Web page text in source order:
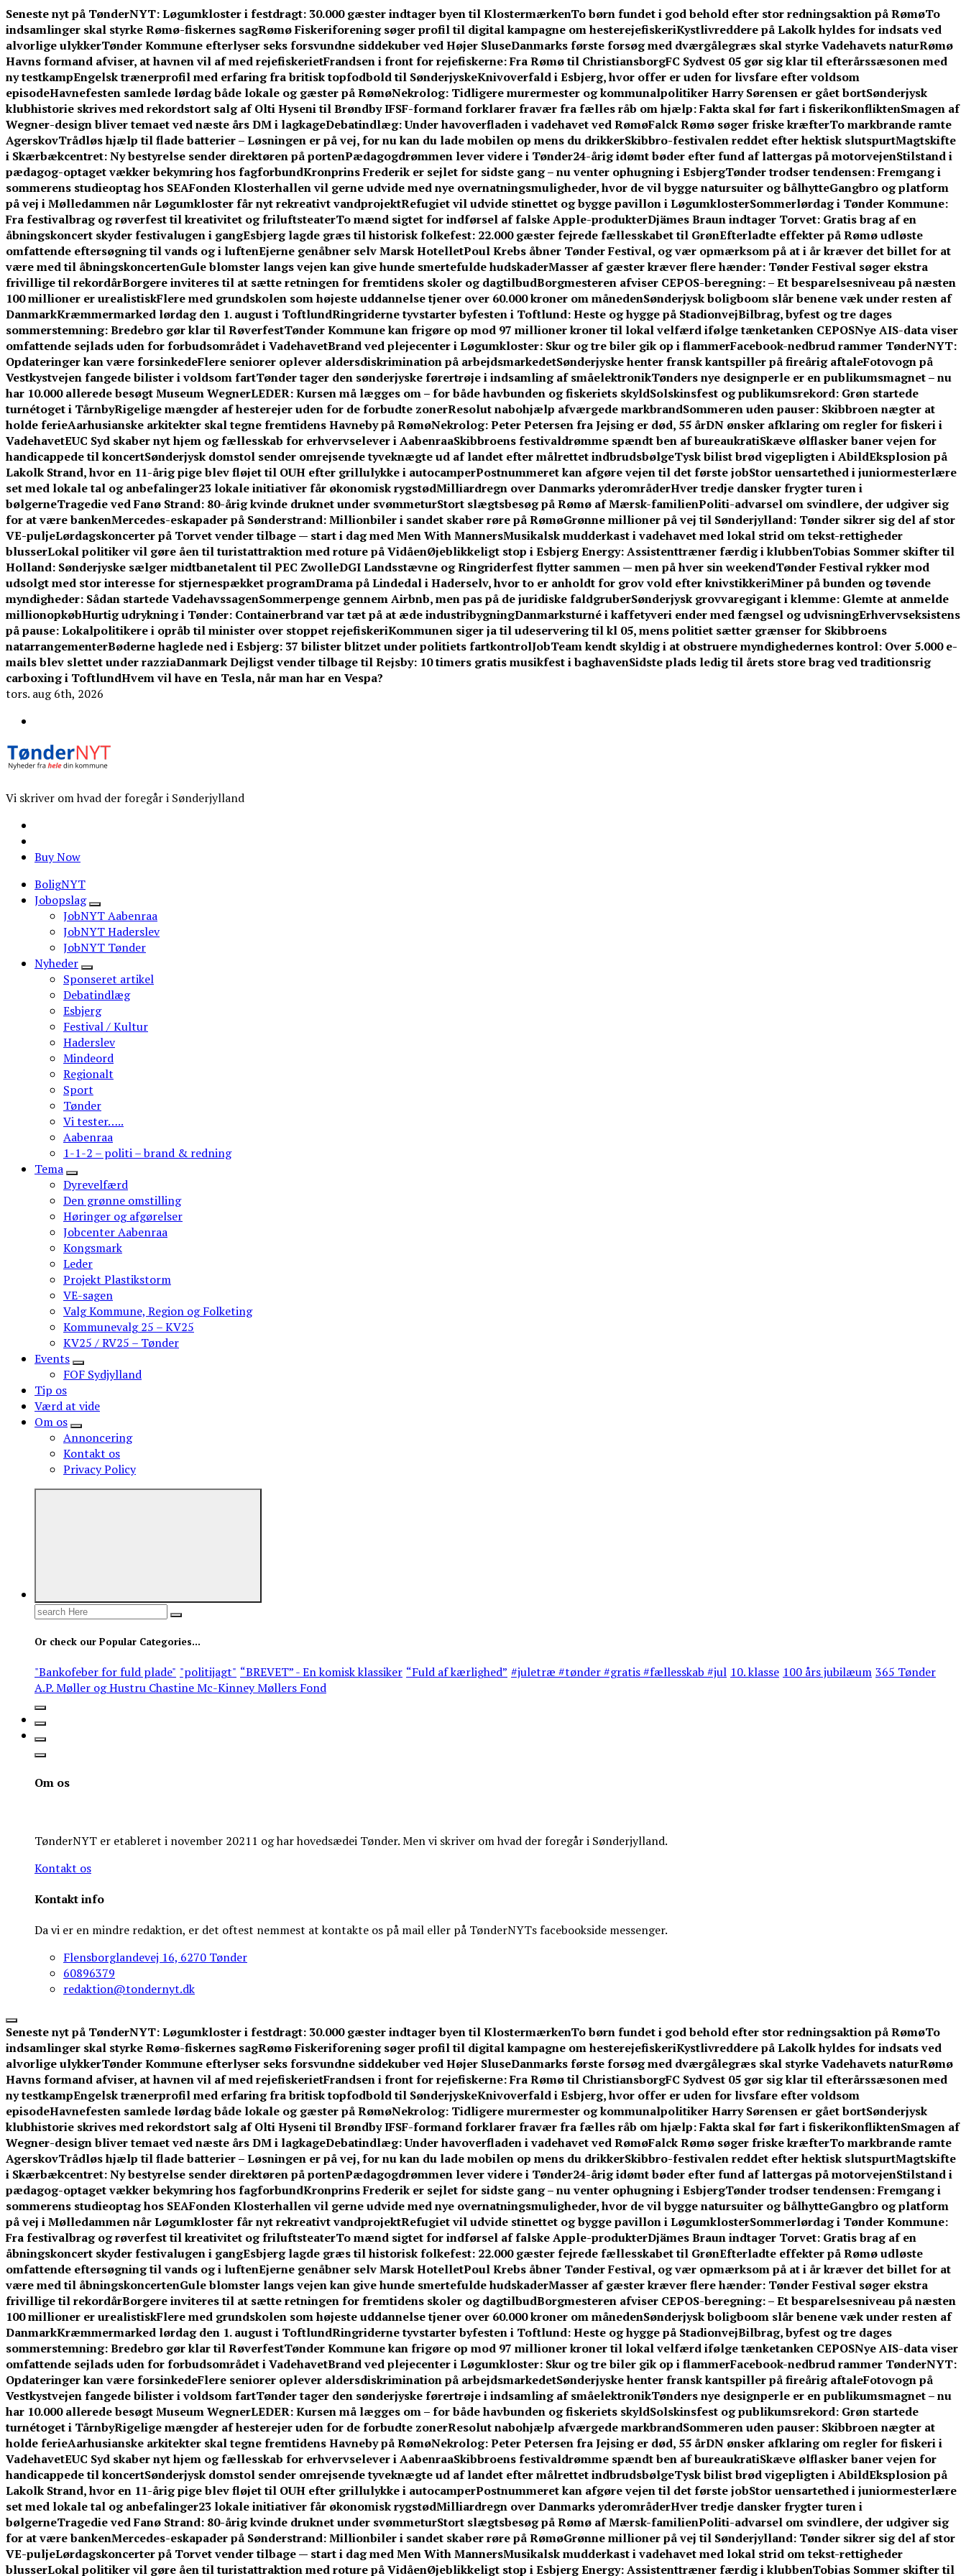
Skip
to
content
Seneste nyt på TønderNYT:Løgumkloster i festdragt: 30.000 gæster indtager byen til KlostermærkenTo børn fundet i god behold efter stor redningsaktion på RømøTo
indsamlinger skal styrke Rømø-fiskernes sagRømø Fiskeriforening søger profil til digital kampagne om hesterejefiskeriKystlivreddere på Lakolk hyldes for indsats ved
alvorlige ulykkerTønder Kommune efterlyser seks forsvundne siddekuber ved Højer SluseDanmarks første forsøg med dværgålegræs skal styrke Vadehavets naturRømø
Havns formand afviser, at havnen vil af med rejefiskerietFrandsen i front for rejefiskerne: Fra Rømø til ChristiansborgFC Sydvest 05 gør sig klar til efterårssæsonen med
ny testkampEngelsk trænerprofil med erfaring fra britisk topfodbold til SønderjyskeKnivoverfald i Esbjerg, hvor offer er uden for livsfare efter voldsom
episodeHavnefesten samlede lørdag både lokale og gæster på RømøNekrolog: Tidligere murermester og kommunalpolitiker Harry Sørensen er gået bortSønderjysk
klubhistorie skrives med rekordstort salg af Olti Hyseni til Brøndby IFSF-formand forklarer fravær fra fælles råb om hjælp: Fakta skal før fart i fiskerikonfliktenSmagen af
Wegner-design bliver temaet ved næste års DM i lagkageDebatindlæg: Under havoverfladen i vadehavet ved RømøFalck Rømø søger friske kræfterTo markbrande ramte
AgerskovTrådløs hjælp til flade batterier – Løsningen er på vej, for nu kan du lade mobilen op mens du drikkerSkibbro-festivalen reddet efter hektisk slutspurtMagtskifte
i Skærbækcentret: Ny bestyrelse sender direktøren på portenPædagogdrømmen lever videre i Tønder24-årig idømt bøder efter fund af lattergas på motorvejenStilstand i
pædagog-optaget vækker bekymring hos fagforbundKronprins Frederik er sejlet for sidste gang – nu venter ophugning i EsbjergTønder trodser tendensen: Fremgang i
sommerens studieoptag hos SEAFonden Klosterhallen vil gerne udvide med nye overnatningsmuligheder, hvor de vil bygge natursuiter og bålhytteGangbro og platform
på vej i Mølledammen når Løgumkloster får nyt rekreativt vandprojektRefugiet vil udvide stinettet og bygge pavillon i LøgumklosterSommerlørdag i Tønder Kommune:
Fra festivalbrag og røverfest til kreativitet og friluftsteaterTo mænd sigtet for indførsel af falske Apple-produkterDjämes Braun indtager Torvet: Gratis brag af en
åbningskoncert skyder festivalugen i gangEsbjerg lagde græs til historisk folkefest: 22.000 gæster fejrede fællesskabet til GrønEfterladte effekter på Rømø udløste
omfattende eftersøgning til vands og i luftenEjerne genåbner selv Marsk HotelletPoul Krebs åbner Tønder Festival, og vær opmærksom på at i år kræver det billet for at
være med til åbningskoncertenGule blomster langs vejen kan give hunde smertefulde hudskaderMasser af gæster kræver flere hænder: Tønder Festival søger ekstra
frivillige til rekordårBorgere inviteres til at sætte retningen for fremtidens skoler og dagtilbudBorgmesteren afviser CEPOS-beregning: – Et besparelsesniveau på næsten
100 millioner er urealistiskFlere med grundskolen som højeste uddannelse tjener over 60.000 kroner om månedenSønderjysk boligboom slår benene væk under resten af
DanmarkKræmmermarked lørdag den 1. august i ToftlundRingriderne tyvstarter byfesten i Toftlund: Heste og hygge på StadionvejBilbrag, byfest og tre dages
sommerstemning: Bredebro gør klar til RøverfestTønder Kommune kan frigøre op mod 97 millioner kroner til lokal velfærd ifølge tænketanken CEPOSNye AIS-data viser
omfattende sejlads uden for forbudsområdet i VadehavetBrand ved plejecenter i Løgumkloster: Skur og tre biler gik op i flammerFacebook-nedbrud rammer TønderNYT:
Opdateringer kan være forsinkedeFlere seniorer oplever aldersdiskrimination på arbejdsmarkedetSønderjyske henter fransk kantspiller på fireårig aftaleFotovogn på
Vestkystvejen fangede bilister i voldsom fartTønder tager den sønderjyske førertrøje i indsamling af småelektronikTønders nye designperle er en publikumsmagnet – nu
har 10.000 allerede besøgt Museum WegnerLEDER: Kursen må lægges om – for både havbunden og fiskeriets skyldSolskinsfest og publikumsrekord: Grøn startede
turnétoget i TårnbyRigelige mængder af hesterejer uden for de forbudte zonerResolut nabohjælp afværgede markbrandSommeren uden pauser: Skibbroen nægter at
holde ferieAarhusianske arkitekter skal tegne fremtidens Havneby på RømøNekrolog: Peter Petersen fra Jejsing er død, 55 årDN ønsker afklaring om regler for fiskeri i
VadehavetEUC Syd skaber nyt hjem og fællesskab for erhvervselever i AabenraaSkibbroens festivaldrømme spændt ben af bureaukratiSkæve ølflasker baner vejen for
handicappede til koncertSønderjysk domstol sender omrejsende tyveknægte ud af landet efter målrettet indbrudsbølgeTysk bilist brød vigepligten i AbildEksplosion på
Lakolk Strand, hvor en 11-årig pige blev fløjet til OUH efter grillulykke i autocamperPostnummeret kan afgøre vejen til det første jobStor uensartethed i juniormesterlære
set med lokale tal og anbefalinger23 lokale initiativer får økonomisk rygstødMilliardregn over Danmarks yderområderHver tredje dansker frygter turen i
bølgerneTragedie ved Fanø Strand: 80-årig kvinde druknet under svømmeturStort slægtsbesøg på Rømø af Mærsk-familienPoliti-advarsel om svindlere, der udgiver sig
for at være bankenMercedes-eskapader på Sønderstrand: Millionbiler i sandet skaber røre på RømøGrønne millioner på vej til Sønderjylland: Tønder sikrer sig del af stor
VE-puljeLørdagskoncerter på Torvet vender tilbage — start i dag med Men With MannersMusikalsk mudderkast i vadehavet med lokal strid om tekst-rettigheder
blusserLokal politiker vil gøre åen til turistattraktion med roture på VidåenØjeblikkeligt stop i Esbjerg Energy: Assistenttræner færdig i klubbenTobias Sommer skifter til
Holland: Sønderjyske sælger midtbanetalent til PEC ZwolleDGI Landsstævne og Ringriderfest flytter sammen — men på hver sin weekendTønder Festival rykker mod
udsolgt med stor interesse for stjernespækket programDrama på Lindedal i Haderselv, hvor to er anholdt for grov vold efter knivstikkeriMiner på bunden og tøvende
myndigheder: Sådan startede VadehavssagenSommerpenge gennem Airbnb, men pas på de juridiske faldgruberSønderjysk grovvaregigant i klemme: Glemte at anmelde
millionopkøbHurtig udrykning i Tønder: Containerbrand var tæt på at æde industribygningDanmarksturné i kaffetyveri ender med fængsel og udvisningErhvervseksistens
på pause: Lokalpolitikere i opråb til minister over stoppet rejefiskeriKommunen siger ja til udeservering til kl 05, mens politiet sætter grænser for Skibbroens
natarrangementerBøderne haglede ned i Esbjerg: 37 bilister blitzet under politiets fartkontrolJobTeam kendt skyldig i at obstruere myndighedernes kontrol: Over 5.000 e-
mails blev slettet under razziaDanmark Dejligst vender tilbage til Rejsby: 10 timers gratis musikfest i baghavenSidste plads ledig til årets store brag ved traditionsrig
carboxing i ToftlundHvem vil have en Tesla, når man har en Vespa?
tors. aug 6th, 2026
Vi skriver om hvad der foregår i Sønderjylland
Buy Now
BoligNYT
Jobopslag
JobNYT Aabenraa
JobNYT Haderslev
JobNYT Tønder
Nyheder
Sponseret artikel
Debatindlæg
Esbjerg
Festival / Kultur
Haderslev
Mindeord
Regionalt
Sport
Tønder
Vi tester…..
Aabenraa
1-1-2 – politi – brand & redning
Tema
Dyrevelfærd
Den grønne omstilling
Høringer og afgørelser
Jobcenter Aabenraa
Kongsmark
Leder
Projekt Plastikstorm
VE-sagen
Valg Kommune, Region og Folketing
Kommunevalg 25 – KV25
KV25 / RV25 – Tønder
Events
FOF Sydjylland
Tip os
Værd at vide
Om os
Annoncering
Kontakt os
Privacy Policy
Search
Or check our Popular Categories...
"Bankofeber for fuld plade" "politijagt" “BREVET” - En komisk klassiker “Fuld af kærlighed” #juletræ #tønder #gratis #fællesskab #jul 10. klasse 100 års jubilæum 365 Tønder
A.P. Møller og Hustru Chastine Mc-Kinney Møllers Fond
Om os
TønderNYT er etableret i november 20211 og har hovedsædei Tønder. Men vi skriver om hvad der foregår i Sønderjylland.
Kontakt os
Kontakt info
Da vi er en mindre redaktion, er det oftest nemmest at kontakte os på mail eller på TønderNYTs facebookside messenger.
Flensborglandevej 16, 6270 Tønder
60896379
redaktion@tondernyt.dk
Seneste nyt på TønderNYT:Løgumkloster i festdragt: 30.000 gæster indtager byen til KlostermærkenTo børn fundet i god behold efter stor redningsaktion på RømøTo
indsamlinger skal styrke Rømø-fiskernes sagRømø Fiskeriforening søger profil til digital kampagne om hesterejefiskeriKystlivreddere på Lakolk hyldes for indsats ved
alvorlige ulykkerTønder Kommune efterlyser seks forsvundne siddekuber ved Højer SluseDanmarks første forsøg med dværgålegræs skal styrke Vadehavets naturRømø
Havns formand afviser, at havnen vil af med rejefiskerietFrandsen i front for rejefiskerne: Fra Rømø til ChristiansborgFC Sydvest 05 gør sig klar til efterårssæsonen med
ny testkampEngelsk trænerprofil med erfaring fra britisk topfodbold til SønderjyskeKnivoverfald i Esbjerg, hvor offer er uden for livsfare efter voldsom
episodeHavnefesten samlede lørdag både lokale og gæster på RømøNekrolog: Tidligere murermester og kommunalpolitiker Harry Sørensen er gået bortSønderjysk
klubhistorie skrives med rekordstort salg af Olti Hyseni til Brøndby IFSF-formand forklarer fravær fra fælles råb om hjælp: Fakta skal før fart i fiskerikonfliktenSmagen af
Wegner-design bliver temaet ved næste års DM i lagkageDebatindlæg: Under havoverfladen i vadehavet ved RømøFalck Rømø søger friske kræfterTo markbrande ramte
AgerskovTrådløs hjælp til flade batterier – Løsningen er på vej, for nu kan du lade mobilen op mens du drikkerSkibbro-festivalen reddet efter hektisk slutspurtMagtskifte
i Skærbækcentret: Ny bestyrelse sender direktøren på portenPædagogdrømmen lever videre i Tønder24-årig idømt bøder efter fund af lattergas på motorvejenStilstand i
pædagog-optaget vækker bekymring hos fagforbundKronprins Frederik er sejlet for sidste gang – nu venter ophugning i EsbjergTønder trodser tendensen: Fremgang i
sommerens studieoptag hos SEAFonden Klosterhallen vil gerne udvide med nye overnatningsmuligheder, hvor de vil bygge natursuiter og bålhytteGangbro og platform
på vej i Mølledammen når Løgumkloster får nyt rekreativt vandprojektRefugiet vil udvide stinettet og bygge pavillon i LøgumklosterSommerlørdag i Tønder Kommune:
Fra festivalbrag og røverfest til kreativitet og friluftsteaterTo mænd sigtet for indførsel af falske Apple-produkterDjämes Braun indtager Torvet: Gratis brag af en
åbningskoncert skyder festivalugen i gangEsbjerg lagde græs til historisk folkefest: 22.000 gæster fejrede fællesskabet til GrønEfterladte effekter på Rømø udløste
omfattende eftersøgning til vands og i luftenEjerne genåbner selv Marsk HotelletPoul Krebs åbner Tønder Festival, og vær opmærksom på at i år kræver det billet for at
være med til åbningskoncertenGule blomster langs vejen kan give hunde smertefulde hudskaderMasser af gæster kræver flere hænder: Tønder Festival søger ekstra
frivillige til rekordårBorgere inviteres til at sætte retningen for fremtidens skoler og dagtilbudBorgmesteren afviser CEPOS-beregning: – Et besparelsesniveau på næsten
100 millioner er urealistiskFlere med grundskolen som højeste uddannelse tjener over 60.000 kroner om månedenSønderjysk boligboom slår benene væk under resten af
DanmarkKræmmermarked lørdag den 1. august i ToftlundRingriderne tyvstarter byfesten i Toftlund: Heste og hygge på StadionvejBilbrag, byfest og tre dages
sommerstemning: Bredebro gør klar til RøverfestTønder Kommune kan frigøre op mod 97 millioner kroner til lokal velfærd ifølge tænketanken CEPOSNye AIS-data viser
omfattende sejlads uden for forbudsområdet i VadehavetBrand ved plejecenter i Løgumkloster: Skur og tre biler gik op i flammerFacebook-nedbrud rammer TønderNYT:
Opdateringer kan være forsinkedeFlere seniorer oplever aldersdiskrimination på arbejdsmarkedetSønderjyske henter fransk kantspiller på fireårig aftaleFotovogn på
Vestkystvejen fangede bilister i voldsom fartTønder tager den sønderjyske førertrøje i indsamling af småelektronikTønders nye designperle er en publikumsmagnet – nu
har 10.000 allerede besøgt Museum WegnerLEDER: Kursen må lægges om – for både havbunden og fiskeriets skyldSolskinsfest og publikumsrekord: Grøn startede
turnétoget i TårnbyRigelige mængder af hesterejer uden for de forbudte zonerResolut nabohjælp afværgede markbrandSommeren uden pauser: Skibbroen nægter at
holde ferieAarhusianske arkitekter skal tegne fremtidens Havneby på RømøNekrolog: Peter Petersen fra Jejsing er død, 55 årDN ønsker afklaring om regler for fiskeri i
VadehavetEUC Syd skaber nyt hjem og fællesskab for erhvervselever i AabenraaSkibbroens festivaldrømme spændt ben af bureaukratiSkæve ølflasker baner vejen for
handicappede til koncertSønderjysk domstol sender omrejsende tyveknægte ud af landet efter målrettet indbrudsbølgeTysk bilist brød vigepligten i AbildEksplosion på
Lakolk Strand, hvor en 11-årig pige blev fløjet til OUH efter grillulykke i autocamperPostnummeret kan afgøre vejen til det første jobStor uensartethed i juniormesterlære
set med lokale tal og anbefalinger23 lokale initiativer får økonomisk rygstødMilliardregn over Danmarks yderområderHver tredje dansker frygter turen i
bølgerneTragedie ved Fanø Strand: 80-årig kvinde druknet under svømmeturStort slægtsbesøg på Rømø af Mærsk-familienPoliti-advarsel om svindlere, der udgiver sig
for at være bankenMercedes-eskapader på Sønderstrand: Millionbiler i sandet skaber røre på RømøGrønne millioner på vej til Sønderjylland: Tønder sikrer sig del af stor
VE-puljeLørdagskoncerter på Torvet vender tilbage — start i dag med Men With MannersMusikalsk mudderkast i vadehavet med lokal strid om tekst-rettigheder
blusserLokal politiker vil gøre åen til turistattraktion med roture på VidåenØjeblikkeligt stop i Esbjerg Energy: Assistenttræner færdig i klubbenTobias Sommer skifter til